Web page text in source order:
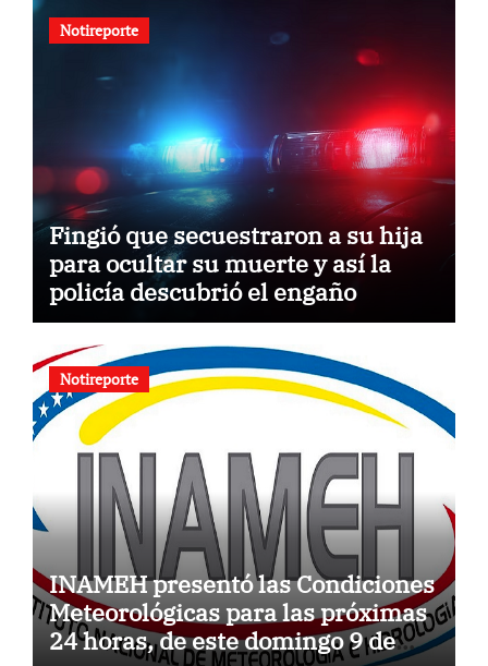
Notireporte
Fingió que secuestraron a su hija
para ocultar su muerte y así la
policía descubrió el engaño
Notireporte
INAMEH presentó las Condiciones
Meteorológicas para las próximas
24 horas, de este domingo 9 de